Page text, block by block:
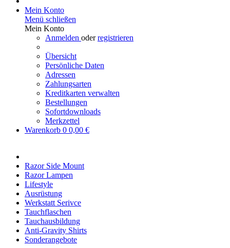
Mein Konto
Menü schließen
Mein Konto
Anmelden oderregistrieren
Übersicht
Persönliche Daten
Adressen
Zahlungsarten
Kreditkarten verwalten
Bestellungen
Sofortdownloads
Merkzettel
Warenkorb 0 0,00 €
Razor Side Mount
Razor Lampen
Lifestyle
Ausrüstung
Werkstatt Serivce
Tauchflaschen
Tauchausbildung
Anti-Gravity Shirts
Sonderangebote